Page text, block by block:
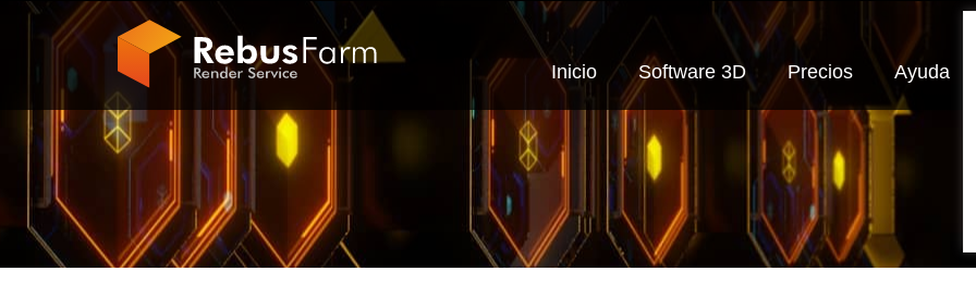
Inicio Software 3D Precios Ayuda